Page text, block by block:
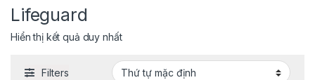
Lifeguard
Hiển thị kết quả duy nhất
Filters